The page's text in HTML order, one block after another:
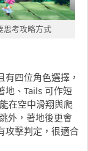
思考攻略方式
四位角色選擇，
地、Tails 可作短
在空中滑翔與爬
外，著地後更會
攻擊判定，很適合